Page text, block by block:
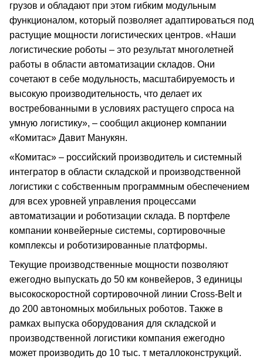
грузов и обладают при этом гибким модульным
функционалом, который позволяет адаптироваться под
растущие мощности логистических центров. «Наши
логистические роботы – это результат многолетней
работы в области автоматизации складов. Они
сочетают в себе модульность, масштабируемость и
высокую производительность, что делает их
востребованными в условиях растущего спроса на
умную логистику», – сообщил акционер компании
«Комитас» Давит Манукян.
«Комитас» – российский производитель и системный
интегратор в области складской и производственной
логистики с собственным программным обеспечением
для всех уровней управления процессами
автоматизации и роботизации склада. В портфеле
компании конвейерные системы, сортировочные
комплексы и роботизированные платформы.
Текущие производственные мощности позволяют
ежегодно выпускать до 50 км конвейеров, 3 единицы
высокоскоростной сортировочной линии Cross-Belt и
до 200 автономных мобильных роботов. Также в
рамках выпуска оборудования для складской и
производственной логистики компания ежегодно
может производить до 10 тыс. т металлоконструкций.